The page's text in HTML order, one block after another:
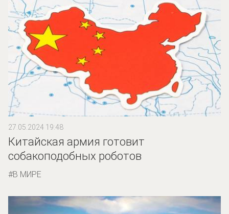
27.05.2024 19:48
Китайская армия готовит
собакоподобных роботов
В МИРЕ